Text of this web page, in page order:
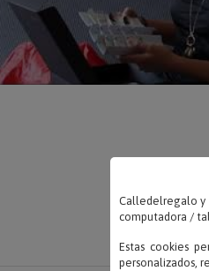
Calledelregalo y
computadora /
Estas cookies
personalizados,